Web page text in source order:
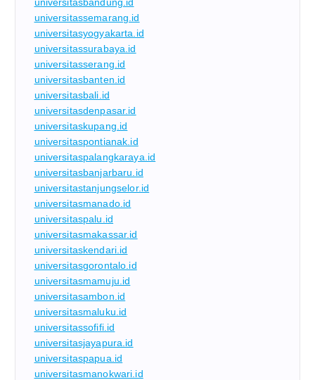
universitassemarang.id
universitasyogyakarta.id
universitassurabaya.id
universitasserang.id
universitasbanten.id
universitasbali.id
universitasdenpasar.id
universitaskupang.id
universitaspontianak.id
universitaspalangkaraya.id
universitasbanjarbaru.id
universitastanjungselor.id
universitasmanado.id
universitaspalu.id
universitasmakassar.id
universitaskendari.id
universitasgorontalo.id
universitasmamuju.id
universitasambon.id
universitasmaluku.id
universitassofifi.id
universitasjayapura.id
universitaspapua.id
universitasmanokwari.id